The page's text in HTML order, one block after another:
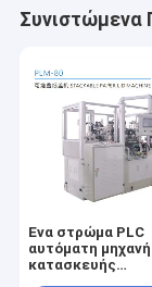
Συνιστώμενα
Ένα στρώμα PLC
αυτόματη μηχανή
κατασκευής